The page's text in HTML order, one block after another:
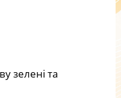
зелені та